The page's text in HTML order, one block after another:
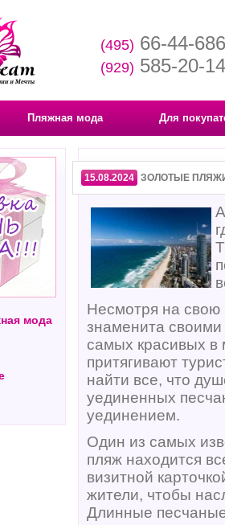
(495) 66-44-686
(929) 585-20-14
Пляжная мода Для
мода
15.08.2024 ЗОЛОТЫЕ
Несмотря на свою
знаменита
самых красивых
притягивают
найти все, что
уединенных
уединением.
Один из самых
пляж находится
визитной
жители, чтобы
Длинные